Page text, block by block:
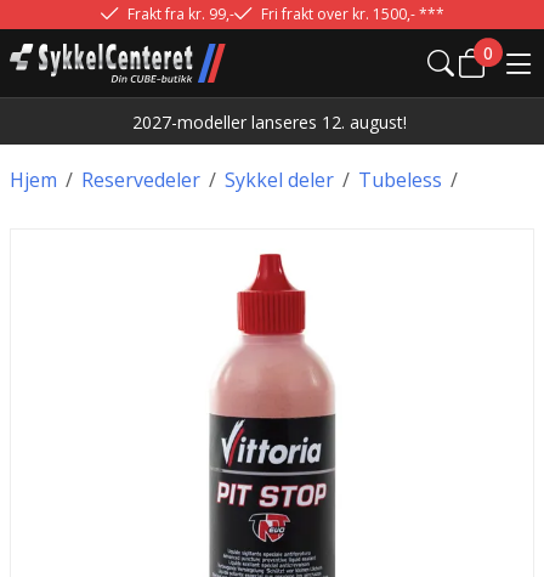
Frakt fra kr. 99,- Fri frakt over kr. 1500,- ***
0
2027-modeller lanseres 12. august!
/
Hjem /
Reservedeler /
Sykkel deler /
Tubeless